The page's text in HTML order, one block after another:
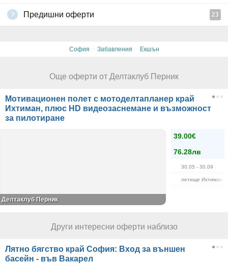
Предишни оферти 23
София · Забавления · Екшън
Още оферти от Делтаклуб Перник
Мотивационен полет с мотоделтапланер край
Ихтиман, плюс HD видеозаснемане и възможност
за пилотиране
39.00€
76.28лв
30.05 - 30.09
летище Ихтиман
Делтаклуб Перник
Други интересни оферти наблизо
Лятно бягство край София: Вход за външен
басейн - във Вакарел